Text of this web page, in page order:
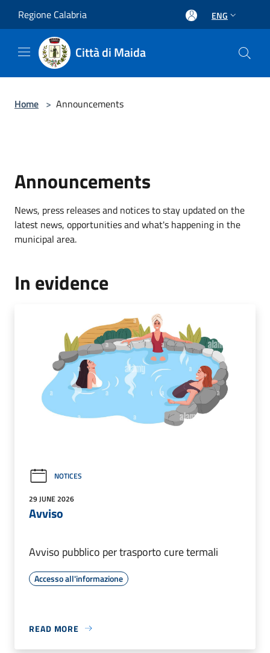
Regione Calabria ENG
Città di Maida
Home > Announcements
Announcements
News, press releases and notices to stay updated on the
latest news, opportunities and what's happening in the
municipal area.
In evidence
NOTICES
29 JUNE 2026
Avviso
Avviso pubblico per trasporto cure termali
Accesso all'informazione
READ MORE